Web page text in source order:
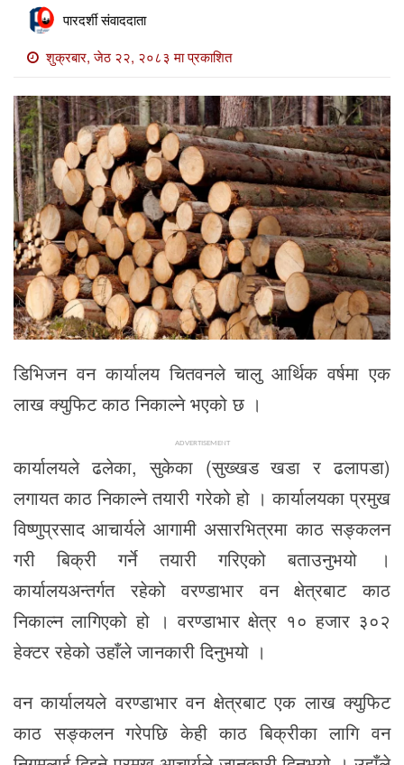
खबर
माडी
खबर
विविध
पारदर्शी संवाददाता
शुक्रबार, जेठ २२, २०८३ मा प्रकाशित
डिभिजन वन कार्यालय चितवनले चालु आर्थिक वर्षमा एक
लाख क्युफिट काठ निकाल्ने भएको छ ।
ADVERTISEMENT
कार्यालयले ढलेका, सुकेका (सुख्खड खडा र ढलापडा)
लगायत काठ निकाल्ने तयारी गरेको हो । कार्यालयका प्रमुख
विष्णुप्रसाद आचार्यले आगामी असारभित्रमा काठ सङ्कलन
गरी बिक्री गर्ने तयारी गरिएको बताउनुभयो ।
कार्यालयअन्तर्गत रहेको वरण्डाभार वन क्षेत्रबाट काठ
निकाल्न लागिएको हो । वरण्डाभार क्षेत्र १० हजार ३०२
हेक्टर रहेको उहाँले जानकारी दिनुभयो ।
वन कार्यालयले वरण्डाभार वन क्षेत्रबाट एक लाख क्युफिट
काठ सङ्कलन गरेपछि केही काठ बिक्रीका लागि वन